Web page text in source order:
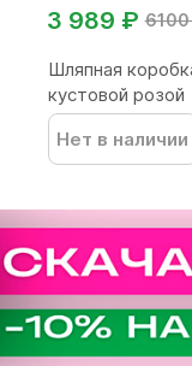
3 989 ₽
Шляпная
кустовой розой
Нет в наличии